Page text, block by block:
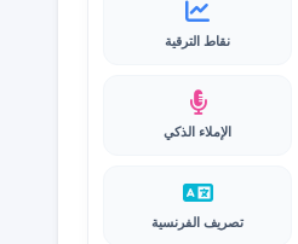
نقاط الترقية
الإملاء الذكي
تصريف الفرنسية